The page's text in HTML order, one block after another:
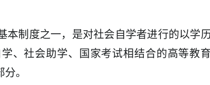
本制度之一，是对社会自学者进行的以学
、社会助学、国家考试相结合的高等教
。